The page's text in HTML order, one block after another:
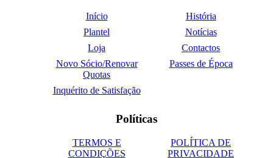
Início
História
Plantel
Notícias
Loja
Contactos
Novo Sócio/Renovar
Quotas
Passes de Época
Inquérito de Satisfação
Políticas
TERMOS E
CONDIÇÕES
POLÍTICA DE
PRIVACIDADE